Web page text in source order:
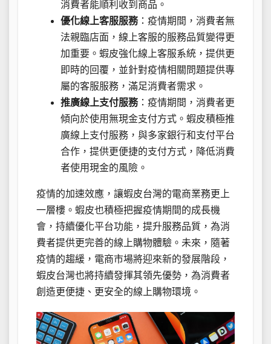
消費者能順利收到商品。
優化線上客服服務：疫情期間，消費者無
法親臨店面，線上客服的服務品質變得更
加重要。蝦皮強化線上客服系統，提供更
即時的回覆，並針對疫情相關問題提供專
屬的客服服務，滿足消費者需求。
推廣線上支付服務：疫情期間，消費者更
傾向於使用無現金支付方式。蝦皮積極推
廣線上支付服務，與多家銀行和支付平台
合作，提供更便捷的支付方式，降低消費
者使用現金的風險。
疫情的加速效應，讓蝦皮台灣的電商業務更上
一層樓。蝦皮也積極把握疫情期間的成長機
會，持續優化平台功能，提升服務品質，為消
費者提供更完善的線上購物體驗。未來，隨著
疫情的趨緩，電商市場將迎來新的發展階段，
蝦皮台灣也將持續發揮其領先優勢，為消費者
創造更便捷、更安全的線上購物環境。